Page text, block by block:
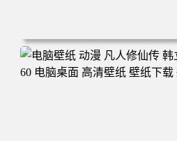
电脑壁纸 动漫角色 卡通场景 夏日
年回忆 荷塘荷叶 蜡笔小新 电脑桌